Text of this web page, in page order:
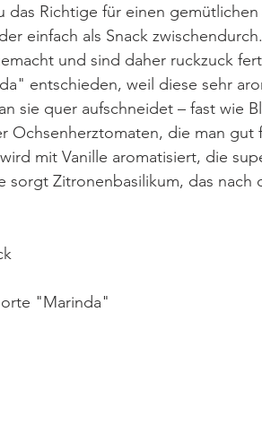
das Richtige für einen
einfach als Snack
und sind daher ruckzuck
entschieden, weil diese sehr
sie quer aufschneidet – fast wie
Ochsenherztomaten, die man gut
mit Vanille aromatisiert, die
sorgt Zitronenbasilikum, das nach
"Marinda"